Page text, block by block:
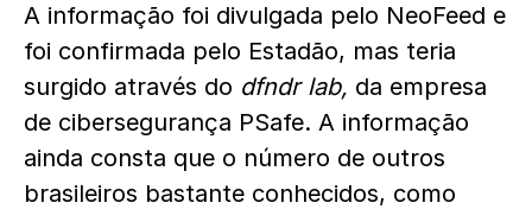
A informação foi divulgada pelo NeoFeed e
foi confirmada pelo Estadão, mas teria
surgido através do dfndr lab, da empresa
de cibersegurança PSafe. A informação
ainda consta que o número de outros
brasileiros bastante conhecidos, como